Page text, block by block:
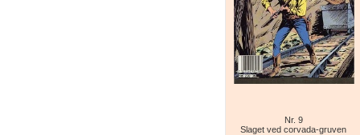
Nr. 9
Slaget ved corvada-gruven